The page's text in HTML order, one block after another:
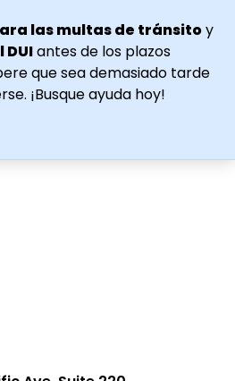
las multas de tránsitoy
DUIantes de los plazos
que sea demasiado tarde
¡Busque ayuda hoy!